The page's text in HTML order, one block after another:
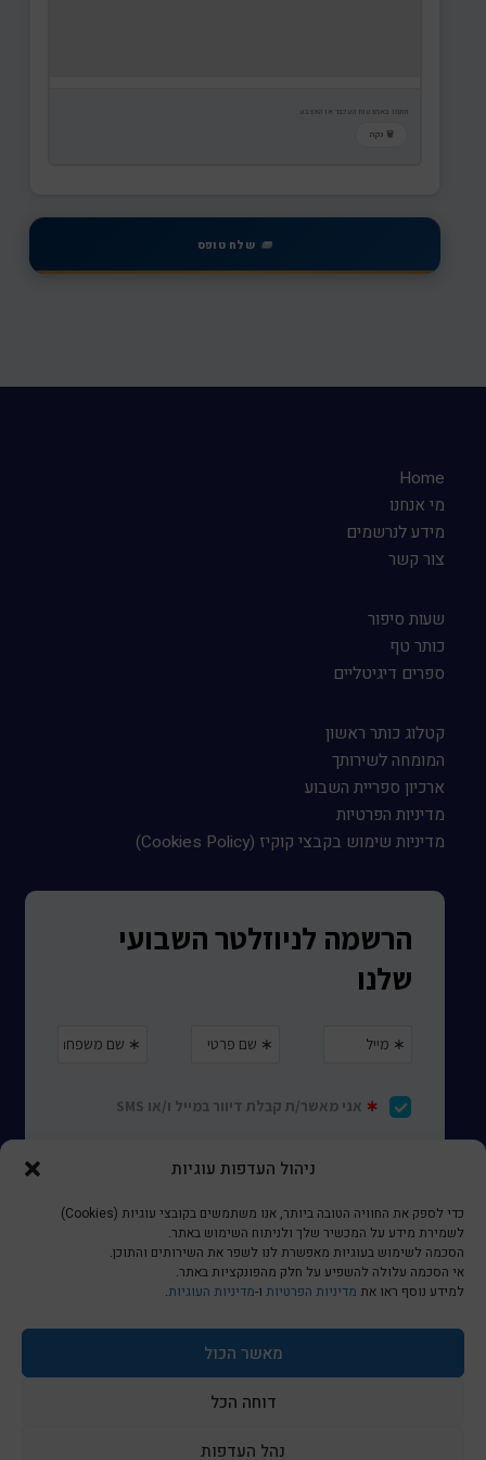
ניהול העדפות עוגיות
כדי לספק את החוויה הטובה ביותר, אנו משתמשים בקובצי עוגיות (Cookies)
לשמירת מידע על המכשיר שלך ולניתוח השימוש באתר.
הסכמה לשימוש בעוגיות מאפשרת לנו לשפר את השירותים והתוכן.
אי הסכמה עלולה להשפיע על חלק מהפונקציות באתר.
למידע נוסף ראו את מדיניות הפרטיות ו-מדיניות העוגיות.
מאשר הכול
דוחה הכל
נהל העדפות
חתמו באמצעות העכבר או האצבע
🗑 נקה
שלח טופס
Home
מי אנחנו
מידע לנרשמים
צור קשר
שעות סיפור
כותר טף
ספרים דיגיטליים
קטלוג כותר ראשון
המומחה לשירותך
ארכיון ספריית השבוע
מדיניות הפרטיות
מדיניות שימוש בקבצי קוקיז (Cookies Policy)
© כל הזכויות שמורות לכותר ראשון
anova